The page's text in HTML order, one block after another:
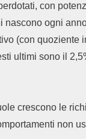
con
ogni
(con quoziente
ultimi sono il
crescono le
non